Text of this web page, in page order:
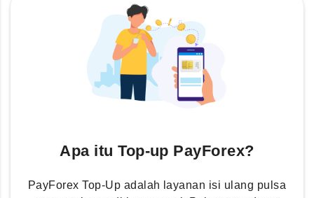
Apa itu Top-up PayForex?
PayForex Top-Up adalah layanan isi ulang pulsa